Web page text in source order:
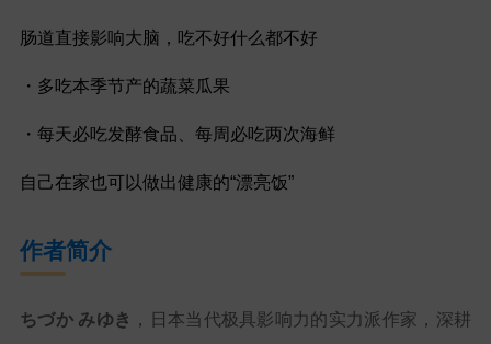
肠道直接影响大脑，吃不好什么都不好
・多吃本季节产的蔬菜瓜果
・每天必吃发酵食品、每周必吃两次海鲜
自己在家也可以做出健康的“漂亮饭”
作者简介
ちづか みゆき ，日本当代极具影响力的实力派作家，深耕